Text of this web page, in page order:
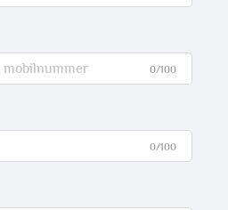
0/100
0/100